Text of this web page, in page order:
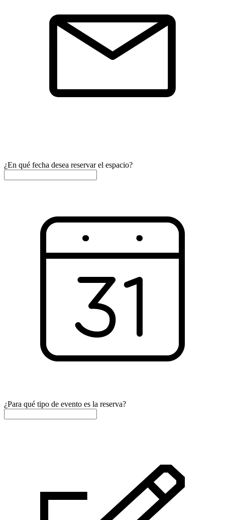
¿En qué fecha desea reservar el espacio?
¿Para qué tipo de evento es la reserva?